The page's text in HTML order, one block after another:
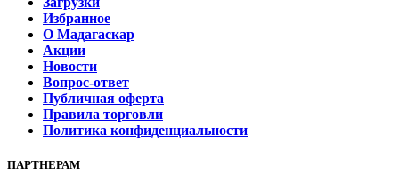
Избранное
О Мадагаскар
Акции
Новости
Вопрос-ответ
Публичная оферта
Правила торговли
Политика конфиденциальности
ПАРТНЕРАМ